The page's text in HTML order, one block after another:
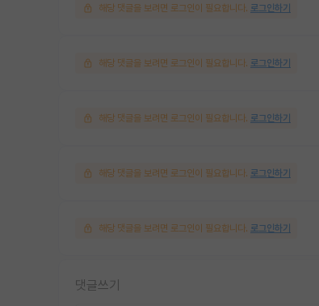
해당 댓글을 보려면 로그인이 필요합니다. 로그인하기
해당 댓글을 보려면 로그인이 필요합니다. 로그인하기
해당 댓글을 보려면 로그인이 필요합니다. 로그인하기
해당 댓글을 보려면 로그인이 필요합니다. 로그인하기
해당 댓글을 보려면 로그인이 필요합니다. 로그인하기
댓글쓰기